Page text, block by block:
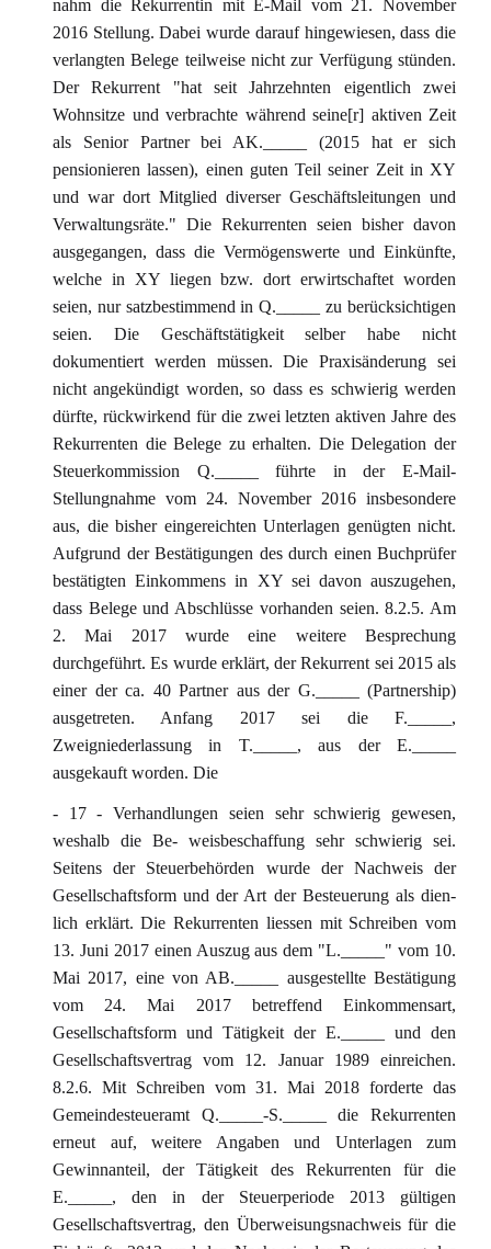
nahm die Rekurrentin mit E-Mail vom 21. November
2016 Stellung. Dabei wurde darauf hingewiesen, dass die
verlangten Belege teilweise nicht zur Verfügung stünden.
Der Rekurrent "hat seit Jahrzehnten eigentlich zwei
Wohnsitze und verbrachte während seine[r] aktiven Zeit
als Senior Partner bei AK._____ (2015 hat er sich
pensionieren lassen), einen guten Teil seiner Zeit in XY
und war dort Mitglied diverser Geschäftsleitungen und
Verwaltungsräte." Die Rekurrenten seien bisher davon
ausgegangen, dass die Vermögenswerte und Einkünfte,
welche in XY liegen bzw. dort erwirtschaftet worden
seien, nur satzbestimmend in Q._____ zu berücksichtigen
seien. Die Geschäftstätigkeit selber habe nicht
dokumentiert werden müssen. Die Praxisänderung sei
nicht angekündigt worden, so dass es schwierig werden
dürfte, rückwirkend für die zwei letzten aktiven Jahre des
Rekurrenten die Belege zu erhalten. Die Delegation der
Steuerkommission Q._____ führte in der E-Mail-
Stellungnahme vom 24. November 2016 insbesondere
aus, die bisher eingereichten Unterlagen genügten nicht.
Aufgrund der Bestätigungen des durch einen Buchprüfer
bestätigten Einkommens in XY sei davon auszugehen,
dass Belege und Abschlüsse vorhanden seien. 8.2.5. Am
2. Mai 2017 wurde eine weitere Besprechung
durchgeführt. Es wurde erklärt, der Rekurrent sei 2015 als
einer der ca. 40 Partner aus der G._____ (Partnership)
ausgetreten. Anfang 2017 sei die F._____,
Zweigniederlassung in T._____, aus der E._____
ausgekauft worden. Die
- 17 - Verhandlungen seien sehr schwierig gewesen,
weshalb die Be- weisbeschaffung sehr schwierig sei.
Seitens der Steuerbehörden wurde der Nachweis der
Gesellschaftsform und der Art der Besteuerung als dien-
lich erklärt. Die Rekurrenten liessen mit Schreiben vom
13. Juni 2017 einen Auszug aus dem "L._____" vom 10.
Mai 2017, eine von AB._____ ausgestellte Bestätigung
vom 24. Mai 2017 betreffend Einkommensart,
Gesellschaftsform und Tätigkeit der E._____ und den
Gesellschaftsvertrag vom 12. Januar 1989 einreichen.
8.2.6. Mit Schreiben vom 31. Mai 2018 forderte das
Gemeindesteueramt Q._____-S._____ die Rekurrenten
erneut auf, weitere Angaben und Unterlagen zum
Gewinnanteil, der Tätigkeit des Rekurrenten für die
E._____, den in der Steuerperiode 2013 gültigen
Gesellschaftsvertrag, den Überweisungsnachweis für die